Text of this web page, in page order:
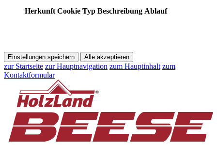
Herkunft Cookie Typ Beschreibung Ablauf
Einstellungen speichern Alle akzeptieren
zur Startseite zur Hauptnavigation zum Hauptinhalt zum
Kontaktformular